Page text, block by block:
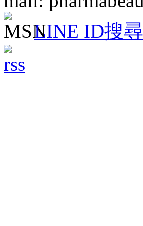
LINE ID搜